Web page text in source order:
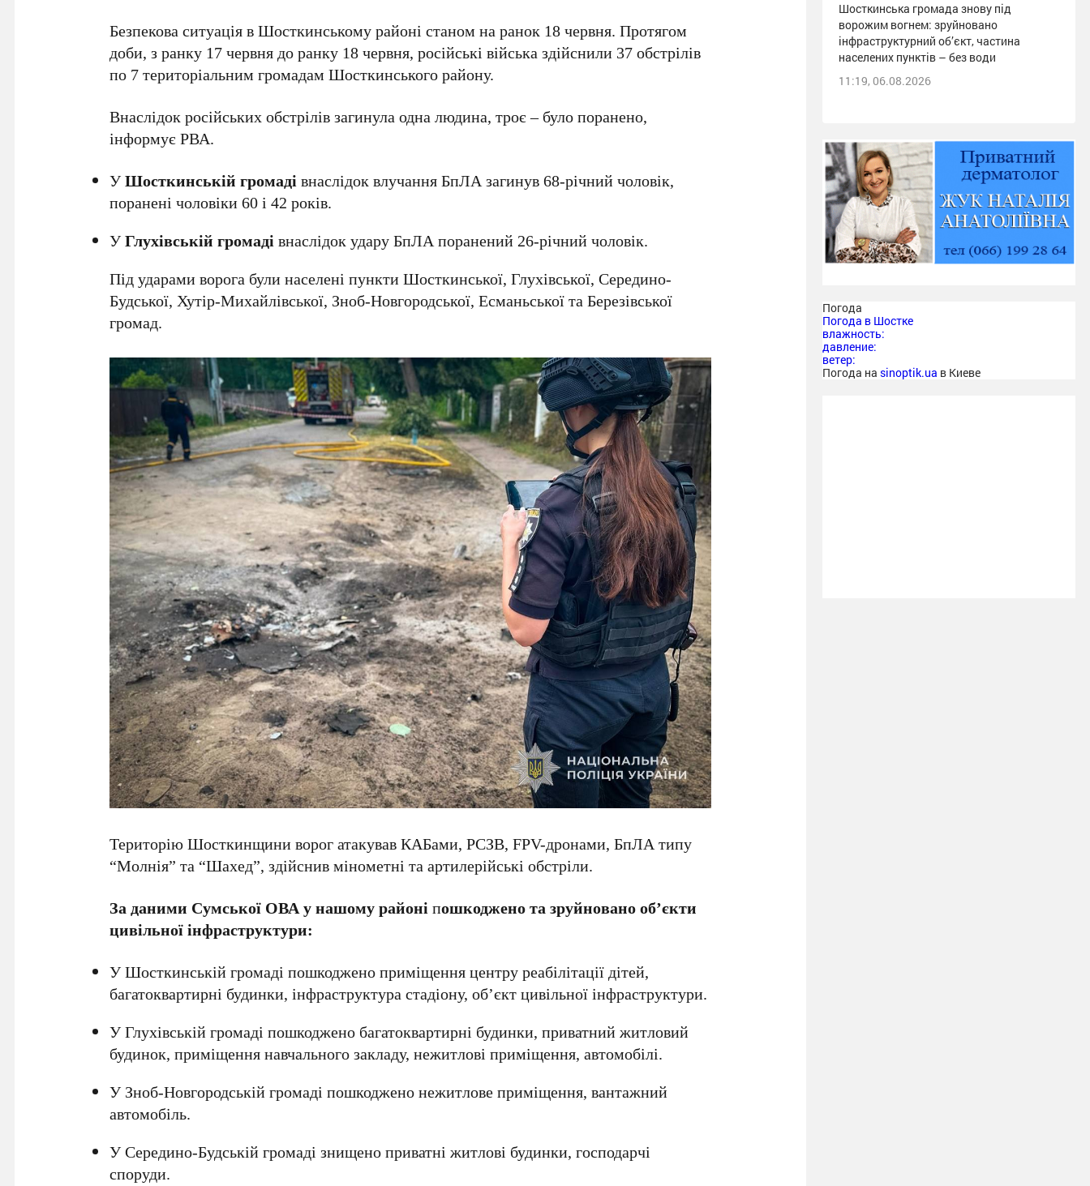
Безпекова ситуація в Шосткинському районі станом на ранок 18 червня. Протягом
доби, з ранку 17 червня до ранку 18 червня, російські війська здійснили 37 обстрілів
по 7 територіальним громадам Шосткинського району.
Внаслідок російських обстрілів загинула одна людина, троє – було поранено,
інформує РВА.
УШосткинській громадівнаслідок влучання БпЛА загинув 68-річний чоловік,
поранені чоловіки 60 і 42 років.
УГлухівській громадівнаслідок удару БпЛА поранений 26-річний чоловік.
Під ударами ворога були населені пункти Шосткинської, Глухівської, Середино-
Будської, Хутір-Михайлівської, Зноб-Новгородської, Есманьської та Березівської
громад.
Територію Шосткинщини ворог атакував КАБами, РСЗВ, FPV-дронами, БпЛА типу
“Молнія” та “Шахед”, здійснив мінометні та артилерійські обстріли.
За даними Сумської ОВА у нашому районіпошкоджено та зруйновано об’єкти
цивільної інфраструктури:
У Шосткинській громаді пошкоджено приміщення центру реабілітації дітей,
багатоквартирні будинки, інфраструктура стадіону, об’єкт цивільної інфраструктури.
У Глухівській громаді пошкоджено багатоквартирні будинки, приватний житловий
будинок, приміщення навчального закладу, нежитлові приміщення, автомобілі.
У Зноб-Новгородській громаді пошкоджено нежитлове приміщення, вантажний
автомобіль.
У Середино-Будській громаді знищено приватні житлові будинки, господарчі
споруди.
Шосткинська громада знову під
ворожим вогнем: зруйновано
інфраструктурний об’єкт, частина
населених пунктів – без води
11:19, 06.08.2026
Погода
Погода в Шостке
влажность:
давление:
ветер:
Погода на sinoptik.ua в Киеве